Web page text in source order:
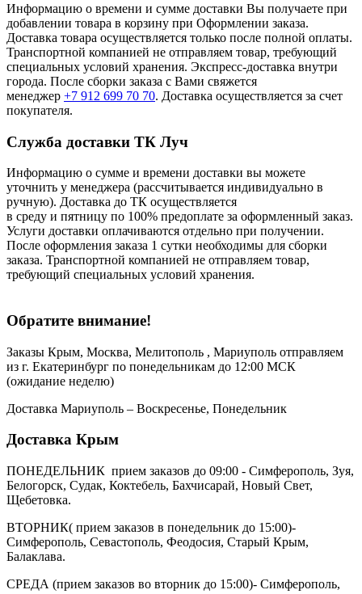
Информацию о времени и сумме доставки Вы получаете при
добавлении товара в корзину при Оформлении заказа.
Доставка товара осуществляется только после полной оплаты.
Транспортной компанией не отправляем товар, требующий
специальных условий хранения. Экспресс-доставка внутри
города. После сборки заказа с Вами свяжется
менеджер +7 912 699 70 70. Доставка осуществляется за счет
покупателя.
Служба доставки ТК Луч
Информацию о сумме и времени доставки вы можете
уточнить у менеджера (рассчитывается индивидуально в
ручную). Доставка до ТК осуществляется
в среду и пятницу по 100% предоплате за оформленный заказ.
Услуги доставки оплачиваются отдельно при получении.
После оформления заказа 1 сутки необходимы для сборки
заказа. Транспортной компанией не отправляем товар,
требующий специальных условий хранения.
Обратите внимание!
Заказы Крым, Москва, Мелитополь , Мариуполь отправляем
из г. Екатеринбург по понедельникам до 12:00 МСК
(ожидание неделю)
Доставка Мариуполь – Воскресенье, Понедельник
Доставка Крым
ПОНЕДЕЛЬНИК прием заказов до 09:00 - Симферополь, Зуя,
Белогорск, Судак, Коктебель, Бахчисарай, Новый Свет,
Щебетовка.
ВТОРНИК( прием заказов в понедельник до 15:00)-
Симферополь, Севастополь, Феодосия, Старый Крым,
Балаклава.
СРЕДА (прием заказов во вторник до 15:00)- Симферополь,